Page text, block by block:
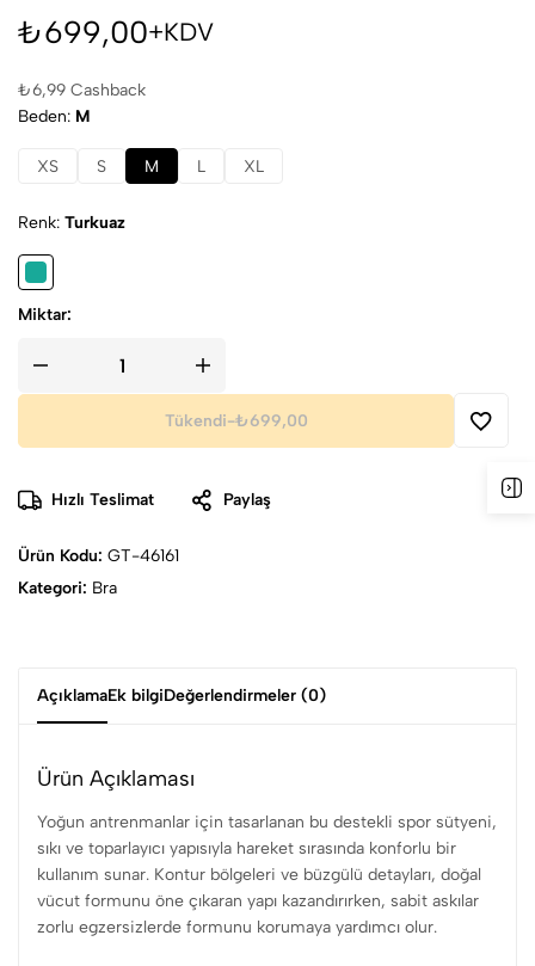
₺699,00+KDV
₺6,99 Cashback
Beden M
XS S M L XL
Renk Turkuaz
Miktar:
Tükendi-₺699,00
Hızlı Teslimat Paylaş
Ürün Kodu: GT-46161
Kategori: Bra
AçıklamaEk bilgiDeğerlendirmeler (0)
Ürün Açıklaması
Yoğun antrenmanlar için tasarlanan bu destekli spor sütyeni,
sıkı ve toparlayıcı yapısıyla hareket sırasında konforlu bir
kullanım sunar. Kontur bölgeleri ve büzgülü detayları, doğal
vücut formunu öne çıkaran yapı kazandırırken, sabit askılar
zorlu egzersizlerde formunu korumaya yardımcı olur.